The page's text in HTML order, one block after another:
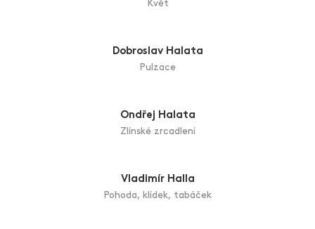
Petra Goldflamová Štětinová
Miroslav Göttlich
David Hugo Habermann
Patrik Hábl